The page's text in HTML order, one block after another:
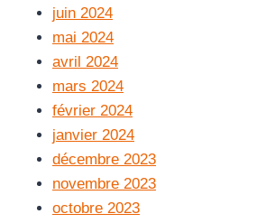
juin 2024
mai 2024
avril 2024
mars 2024
février 2024
janvier 2024
décembre 2023
novembre 2023
octobre 2023